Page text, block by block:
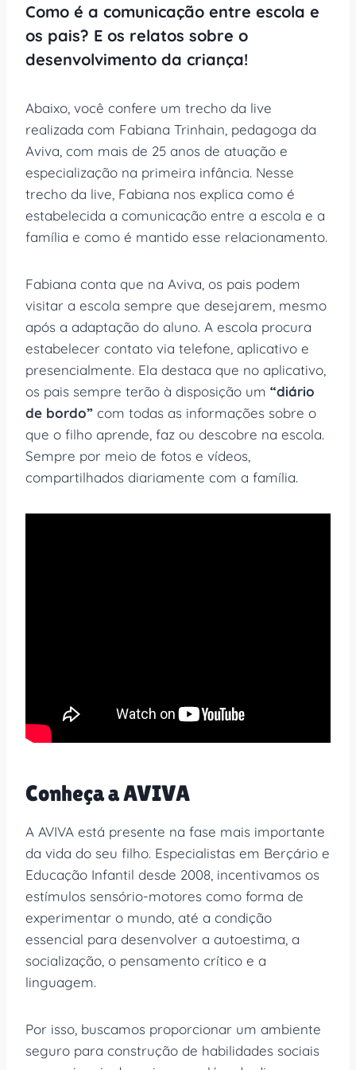
Como é a comunicação entre escola e
os pais? E os relatos sobre o
desenvolvimento da criança!
Abaixo, você confere um trecho da live
realizada com Fabiana Trinhain, pedagoga da
Aviva, com mais de 25 anos de atuação e
especialização na primeira infância. Nesse
trecho da live, Fabiana nos explica como é
estabelecida a comunicação entre a escola e a
família e como é mantido esse relacionamento.
Fabiana conta que na Aviva, os pais podem
visitar a escola sempre que desejarem, mesmo
após a adaptação do aluno. A escola procura
estabelecer contato via telefone, aplicativo e
presencialmente. Ela destaca que no aplicativo,
os pais sempre terão à disposição um “diário
de bordo” com todas as informações sobre o
que o filho aprende, faz ou descobre na escola.
Sempre por meio de fotos e vídeos,
compartilhados diariamente com a família.
Conheça a AVIVA
A AVIVA está presente na fase mais importante
da vida do seu filho. Especialistas em Berçário e
Educação Infantil desde 2008, incentivamos os
estímulos sensório-motores como forma de
experimentar o mundo, até a condição
essencial para desenvolver a autoestima, a
socialização, o pensamento crítico e a
linguagem.
Por isso, buscamos proporcionar um ambiente
seguro para construção de habilidades sociais